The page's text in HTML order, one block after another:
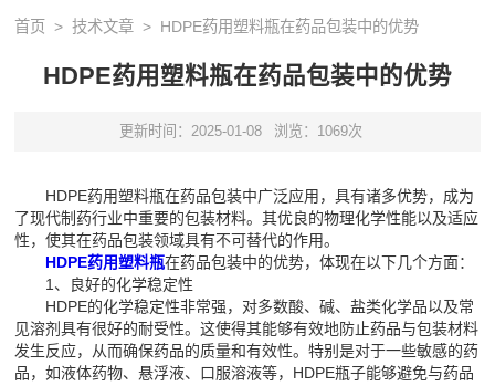
首页 >技术文章 > HDPE药用塑料瓶在药品包装中的优势
HDPE药用塑料瓶在药品包装中的优势
更新时间：2025-01-08 浏览：1069次
HDPE药用塑料瓶在药品包装中广泛应用，具有诸多优势，成为
了现代制药行业中重要的包装材料。其优良的物理化学性能以及适应
性，使其在药品包装领域具有不可替代的作用。
HDPE药用塑料瓶在药品包装中的优势，体现在以下几个方面：
1、良好的化学稳定性
HDPE的化学稳定性非常强，对多数酸、碱、盐类化学品以及常
见溶剂具有很好的耐受性。这使得其能够有效地防止药品与包装材料
发生反应，从而确保药品的质量和有效性。特别是对于一些敏感的药
品，如液体药物、悬浮液、口服溶液等，HDPE瓶子能够避免与药品